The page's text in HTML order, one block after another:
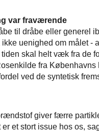
var fraværende
til dråbe eller generel
uenighed om målet -
tiden skal helt væk fra de
fra Københavns
ved de syntetisk
giver færre
et stort issue hos os,